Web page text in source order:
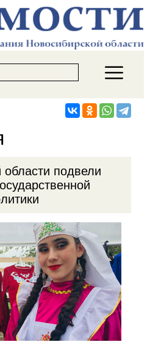
подвели